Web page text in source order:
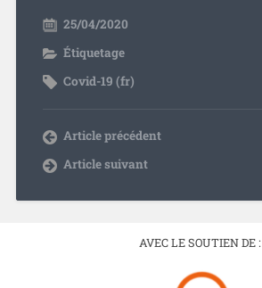
25/04/2020
Étiquetage
Covid-19 (fr)
Article précédent
Article suivant
AVEC LE SOUTIEN DE :